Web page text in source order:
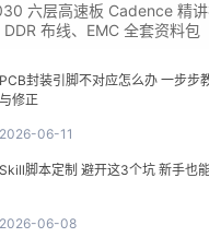
六层高速板 Cadence 精
布线、EMC 全套资料包
PCB封装引脚不对应怎么办 一步步
与修正
2026-06-11
Skill脚本定制 避开这3个坑 新手也
2026-06-08